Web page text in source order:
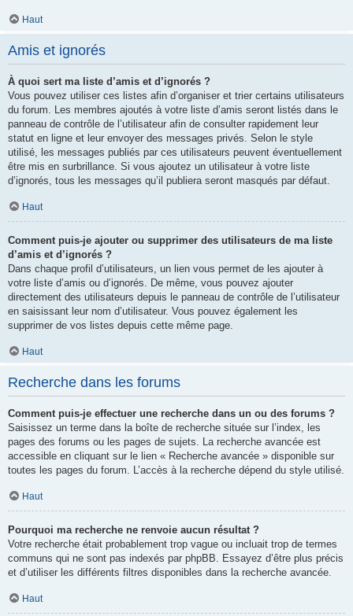
Haut
Amis et ignorés
À quoi sert ma liste d’amis et d’ignorés ?
Vous pouvez utiliser ces listes afin d’organiser et trier certains utilisateurs
du forum. Les membres ajoutés à votre liste d’amis seront listés dans le
panneau de contrôle de l’utilisateur afin de consulter rapidement leur
statut en ligne et leur envoyer des messages privés. Selon le style
utilisé, les messages publiés par ces utilisateurs peuvent éventuellement
être mis en surbrillance. Si vous ajoutez un utilisateur à votre liste
d’ignorés, tous les messages qu’il publiera seront masqués par défaut.
Haut
Comment puis-je ajouter ou supprimer des utilisateurs de ma liste
d’amis et d’ignorés ?
Dans chaque profil d’utilisateurs, un lien vous permet de les ajouter à
votre liste d’amis ou d’ignorés. De même, vous pouvez ajouter
directement des utilisateurs depuis le panneau de contrôle de l’utilisateur
en saisissant leur nom d’utilisateur. Vous pouvez également les
supprimer de vos listes depuis cette même page.
Haut
Recherche dans les forums
Comment puis-je effectuer une recherche dans un ou des forums ?
Saisissez un terme dans la boîte de recherche située sur l’index, les
pages des forums ou les pages de sujets. La recherche avancée est
accessible en cliquant sur le lien « Recherche avancée » disponible sur
toutes les pages du forum. L’accès à la recherche dépend du style utilisé.
Haut
Pourquoi ma recherche ne renvoie aucun résultat ?
Votre recherche était probablement trop vague ou incluait trop de termes
communs qui ne sont pas indexés par phpBB. Essayez d’être plus précis
et d’utiliser les différents filtres disponibles dans la recherche avancée.
Haut